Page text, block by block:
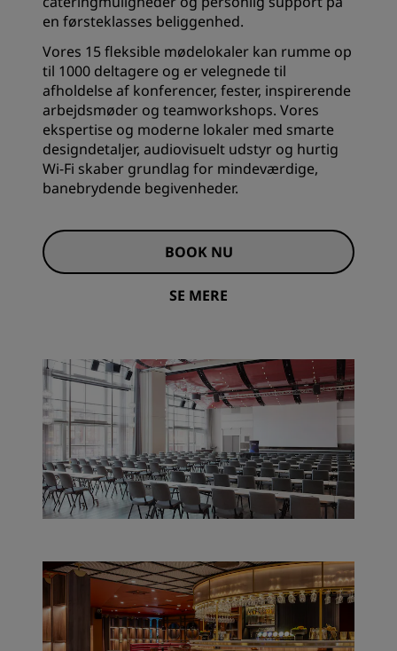
en førsteklasses beliggenhed.
Vores 15 fleksible mødelokaler kan rumme op
til 1000 deltagere og er velegnede til
afholdelse af konferencer, fester, inspirerende
arbejdsmøder og teamworkshops. Vores
ekspertise og moderne lokaler med smarte
designdetaljer, audiovisuelt udstyr og hurtig
Wi-Fi skaber grundlag for mindeværdige,
banebrydende begivenheder.
BOOK NU
SE MERE